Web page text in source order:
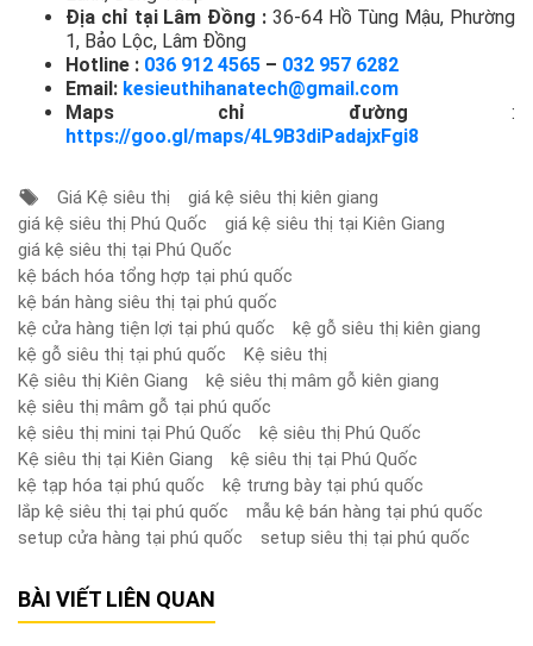
Địa chỉ tại Lâm Đồng : 36-64 Hồ Tùng Mậu, Phường
1, Bảo Lộc, Lâm Đồng
Hotline : 036 912 4565 – 032 957 6282
Email: kesieuthihanatech@gmail.com
Maps chỉ đường :
https://goo.gl/maps/4L9B3diPadajxFgi8
Giá Kệ siêu thị
giá kệ siêu thị kiên giang
giá kệ siêu thị Phú Quốc
giá kệ siêu thị tại Kiên Giang
giá kệ siêu thị tại Phú Quốc
kệ bách hóa tổng hợp tại phú quốc
kệ bán hàng siêu thị tại phú quốc
kệ cửa hàng tiện lợi tại phú quốc
kệ gỗ siêu thị kiên giang
kệ gỗ siêu thị tại phú quốc
Kệ siêu thị
Kệ siêu thị Kiên Giang
kệ siêu thị mâm gỗ kiên giang
kệ siêu thị mâm gỗ tại phú quốc
kệ siêu thị mini tại Phú Quốc
kệ siêu thị Phú Quốc
Kệ siêu thị tại Kiên Giang
kệ siêu thị tại Phú Quốc
kệ tạp hóa tại phú quốc
kệ trưng bày tại phú quốc
lắp kệ siêu thị tại phú quốc
mẫu kệ bán hàng tại phú quốc
setup cửa hàng tại phú quốc
setup siêu thị tại phú quốc
BÀI VIẾT LIÊN QUAN